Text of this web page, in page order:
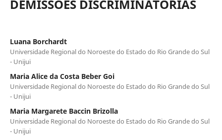
DEMISSÕES DISCRIMINATÓRIAS
Luana Borchardt
Universidade Regional do Noroeste do Estado do Rio Grande do Sul
- Unijui
Maria Alice da Costa Beber Goi
Universidade Regional do Noroeste do Estado do Rio Grande do Sul
- Unijui
Maria Margarete Baccin Brizolla
Universidade Regional do Noroeste do Estado do Rio Grande do Sul
- Unijui